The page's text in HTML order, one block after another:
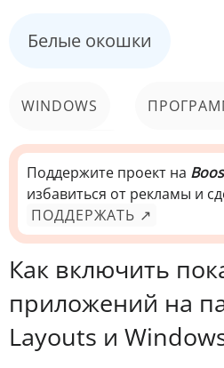
Белые окошки
WINDOWS
КОМПЬЮТЕР
Поддержите проект на
избавиться от рекламы и
ПОДДЕРЖАТЬ ↗
Как включить
приложений на
Layouts и